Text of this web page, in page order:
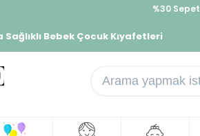
%30
Bebek Çocuk Kıyafetleri